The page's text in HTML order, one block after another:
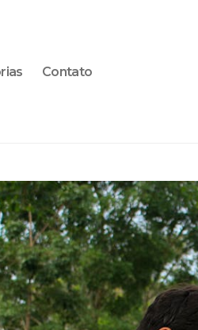
Contato